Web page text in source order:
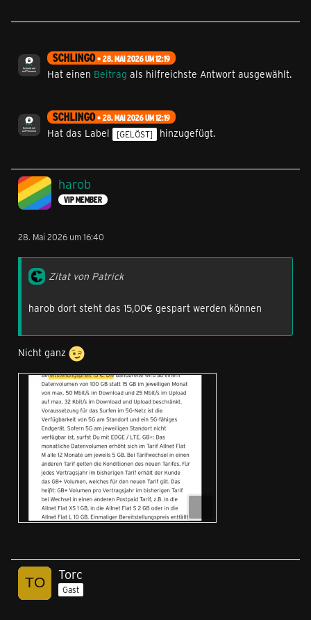
SCHLINGO 28. MAI 2026 UM 12:19
Hat einen Beitrag als hilfreichste Antwort ausgewählt.
SCHLINGO 28. MAI 2026 UM 12:19
Hat das Label [GELÖST] hinzugefügt.
harob
VIP MEMBER
28. Mai 2026 um 16:40
Zitat von Patrick
harob dort steht das 15,00€ gespart werden können
Nicht ganz
Torc
Gast